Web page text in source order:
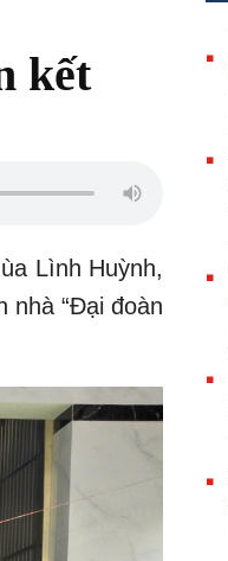
kết
Lình Huỳnh,
nhà “Đại đoàn